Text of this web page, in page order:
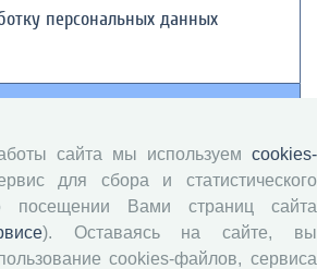
персональных данных
сайта мы используем cookies-
для сбора и статистического
посещении Вами страниц сайта
). Оставаясь на сайте, вы
cookies-файлов, сервиса